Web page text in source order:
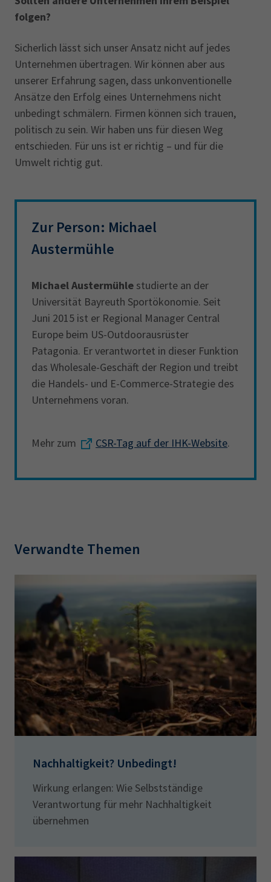
folgen?
Sicherlich lässt sich unser Ansatz nicht auf jedes
Unternehmen übertragen. Wir können aber aus
unserer Erfahrung sagen, dass unkonventionelle
Ansätze den Erfolg eines Unternehmens nicht
unbedingt schmälern. Firmen können sich trauen,
politisch zu sein. Wir haben uns für diesen Weg
entschieden. Für uns ist er richtig – und für die
Umwelt richtig gut.
Zur Person: Michael
Austermühle
Michael Austermühle studierte an der
Universität Bayreuth Sportökonomie. Seit
Juni 2015 ist er Regional Manager Central
Europe beim US-Outdoorausrüster
Patagonia. Er verantwortet in dieser Funktion
das Wholesale-Geschäft der Region und treibt
die Handels- und E-Commerce-Strategie des
Unternehmens voran.
Mehr zum CSR-Tag auf der IHK-Website.
Verwandte Themen
Nachhaltigkeit? Unbedingt!
Wirkung erlangen: Wie Selbstständige
Verantwortung für mehr Nachhaltigkeit
übernehmen